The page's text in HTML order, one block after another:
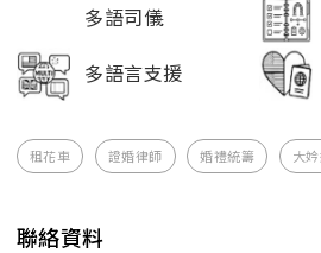
多語司儀
多語言支援
租花車 證婚律師 婚禮統籌 大
聯絡資料